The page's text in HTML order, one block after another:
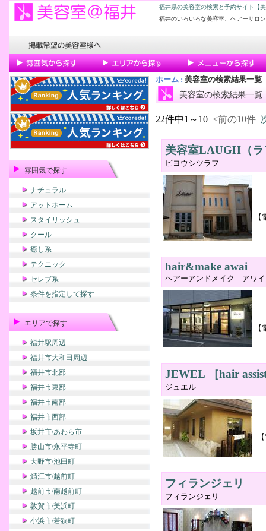
福井県の美容室の検索と予約サイト【
福井のいろいろな美容室、ヘアーサロ
雰囲気で探す
ナチュラル
アットホーム
スタイリッシュ
クール
癒し系
テクニック
セレブ系
条件を指定して探す
エリアで探す
福井駅周辺
福井市大和田周辺
福井市北部
福井市東部
福井市南部
福井市西部
坂井市/あわら市
勝山市/永平寺町
大野市/池田町
鯖江市/越前町
越前市/南越前町
敦賀市/美浜町
小浜市/若狭町
ホーム : 美容室の検索結果一覧
美容室の検索結果一覧
22件中1～10 <前の10件
美容室LAUGH（ラ
ビヨウシツラフ
hair&make awai
ヘアーアンドメイク アワイ
JEWEL ［hair
ジュエル
フィランジェリ
フィランジェリ